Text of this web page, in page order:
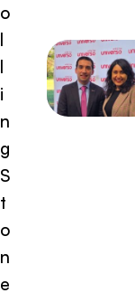
o
l
l
i
n
g
S
t
o
n
e